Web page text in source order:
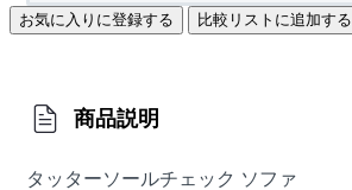
お気に入りに登録する 比較リストに追加する
商品説明
タッターソールチェック ソファ